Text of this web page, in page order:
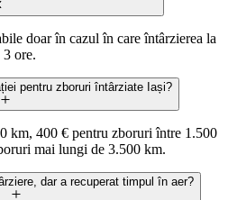
doar în cazul în care întârzierea la
3 ore.
pentru zboruri întârziate Iași?
km, 400 € pentru zboruri între 1.500
mai lungi de 3.500 km.
dar a recuperat timpul în aer?